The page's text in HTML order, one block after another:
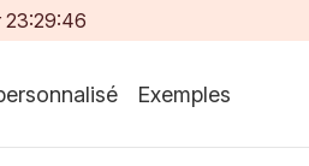
23:29:45
Exemples